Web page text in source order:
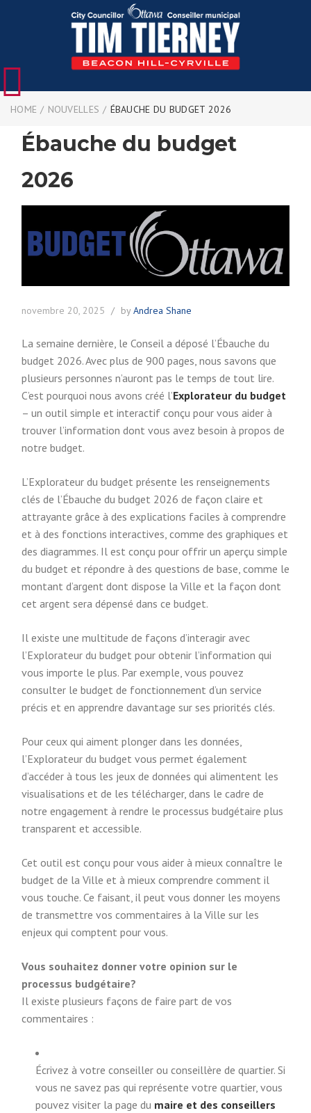
HOME / NOUVELLES / ÉBAUCHE DU BUDGET 2026
Ébauche du budget
2026
novembre 20, 2025 by Andrea Shane
La semaine dernière, le Conseil a déposé l’Ébauche du
budget 2026. Avec plus de 900 pages, nous savons que
plusieurs personnes n’auront pas le temps de tout lire.
C’est pourquoi nous avons créé l’Explorateur du budget
– un outil simple et interactif conçu pour vous aider à
trouver l’information dont vous avez besoin à propos de
notre budget.
L’Explorateur du budget présente les renseignements
clés de l’Ébauche du budget 2026 de façon claire et
attrayante grâce à des explications faciles à comprendre
et à des fonctions interactives, comme des graphiques et
des diagrammes. Il est conçu pour offrir un aperçu simple
du budget et répondre à des questions de base, comme le
montant d’argent dont dispose la Ville et la façon dont
cet argent sera dépensé dans ce budget.
Il existe une multitude de façons d’interagir avec
l’Explorateur du budget pour obtenir l’information qui
vous importe le plus. Par exemple, vous pouvez
consulter le budget de fonctionnement d’un service
précis et en apprendre davantage sur ses priorités clés.
Pour ceux qui aiment plonger dans les données,
l’Explorateur du budget vous permet également
d’accéder à tous les jeux de données qui alimentent les
visualisations et de les télécharger, dans le cadre de
notre engagement à rendre le processus budgétaire plus
transparent et accessible.
Cet outil est conçu pour vous aider à mieux connaître le
budget de la Ville et à mieux comprendre comment il
vous touche. Ce faisant, il peut vous donner les moyens
de transmettre vos commentaires à la Ville sur les
enjeux qui comptent pour vous.
Vous souhaitez donner votre opinion sur le
processus budgétaire?
Il existe plusieurs façons de faire part de vos
commentaires :
Écrivez à votre conseiller ou conseillère de quartier. Si
vous ne savez pas qui représente votre quartier, vous
pouvez visiter la page du maire et des conseillers